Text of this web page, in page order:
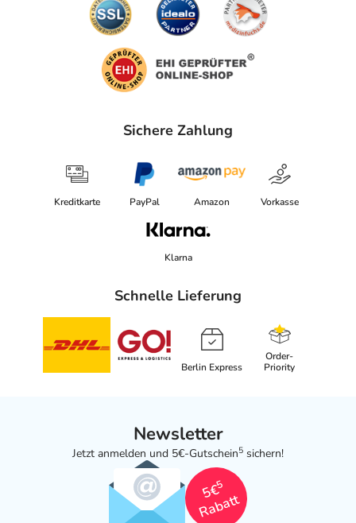
Sichere Zahlung
Kreditkarte PayPal Amazon Vorkasse
Klarna
Schnelle Lieferung
Berlin Express
Order-
Priority
Newsletter
Jetzt anmelden und 5€-Gutschein5 sichern!
5€
5
Rabatt